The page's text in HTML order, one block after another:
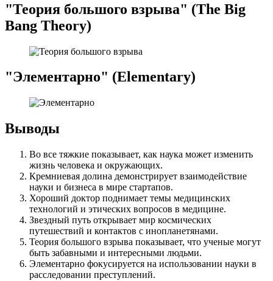
"Теория большого взрыва" (The Big
Bang Theory)
"Элементарно" (Elementary)
Выводы
Во все тяжкие показывает, как наука может изменить
жизнь человека и окружающих.
Кремниевая долина демонстрирует взаимодействие
науки и бизнеса в мире стартапов.
Хороший доктор поднимает темы медицинских
технологий и этических вопросов в медицине.
Звездный путь открывает мир космических
путешествий и контактов с инопланетянами.
Теория большого взрыва показывает, что ученые могут
быть забавными и интересными людьми.
Элементарно фокусируется на использовании науки в
расследовании преступлений.